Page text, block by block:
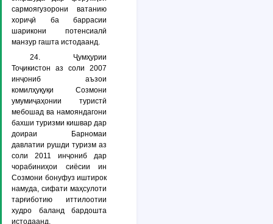
сармоягузорони ватанию
хориҷӣ ба баррасии
шарикони потенсиалӣ
манзур гашта истодаанд.
24. Ҷумҳурии
Тоҷикистон аз соли 2007
инҷониб аъзои
комилҳуқуқи Созмони
умумиҷаҳонии туристӣ
мебошад ва намояндагони
бахши туризми кишвар дар
доираи Барномаи
давлатии рушди туризм аз
соли 2011 инҷониб дар
чорабиниҳои сиёсии ин
Созмони бонуфуз иштирок
намуда, сифати маҳсулоти
тарғиботию иттилоотии
худро баланд бардошта
истодаанд.